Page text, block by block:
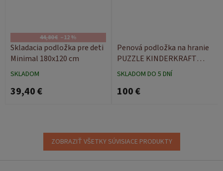
44,80 € –12 %
Skladacia podložka pre deti
Minimal 180x120 cm
SKLADOM
39,40 €
Penová podložka na hranie
PUZZLE KINDERKRAFT
LUNO yellow
SKLADOM DO 5 DNÍ
100 €
ZOBRAZIŤ VŠETKY SÚVISIACE PRODUKTY